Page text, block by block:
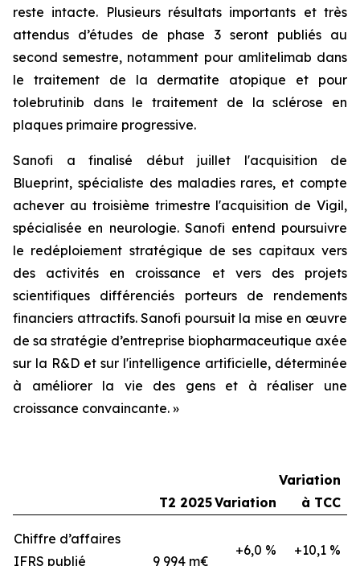
reste intacte. Plusieurs résultats importants et très
attendus d’études de phase 3 seront publiés au
second semestre, notamment pour amlitelimab dans
le traitement de la dermatite atopique et pour
tolebrutinib dans le traitement de la sclérose en
plaques primaire progressive.
Sanofi a finalisé début juillet l'acquisition de
Blueprint, spécialiste des maladies rares, et compte
achever au troisième trimestre l'acquisition de Vigil,
spécialisée en neurologie. Sanofi entend poursuivre
le redéploiement stratégique de ses capitaux vers
des activités en croissance et vers des projets
scientifiques différenciés porteurs de rendements
financiers attractifs. Sanofi poursuit la mise en œuvre
de sa stratégie d’entreprise biopharmaceutique axée
sur la R&D et sur l'intelligence artificielle, déterminée
à améliorer la vie des gens et à réaliser une
croissance convaincante. »
T2 2025Variation
Variation
à TCC
Chiffre d’affaires
IFRS publié
9 994 m€
+6,0 % +10,1 %